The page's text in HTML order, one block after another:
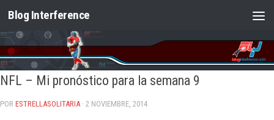
Saltar al contenido
Blog Interference
NFL – Mi pronóstico para la semana 9
POR ESTRELLASOLITARIA · 2 NOVIEMBRE, 2014